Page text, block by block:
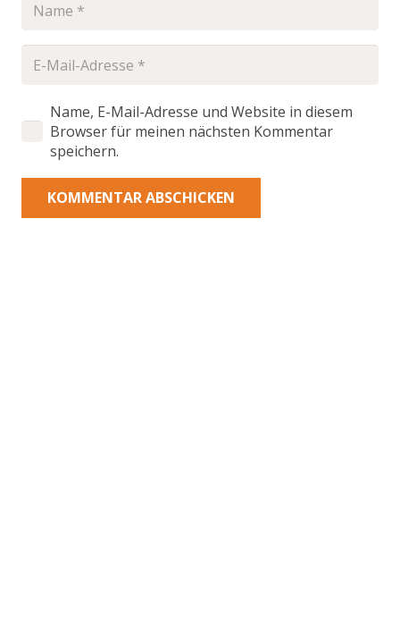
Name, E-Mail-Adresse und Website in diesem
Browser für meinen nächsten Kommentar
speichern.
KOMMENTAR ABSCHICKEN